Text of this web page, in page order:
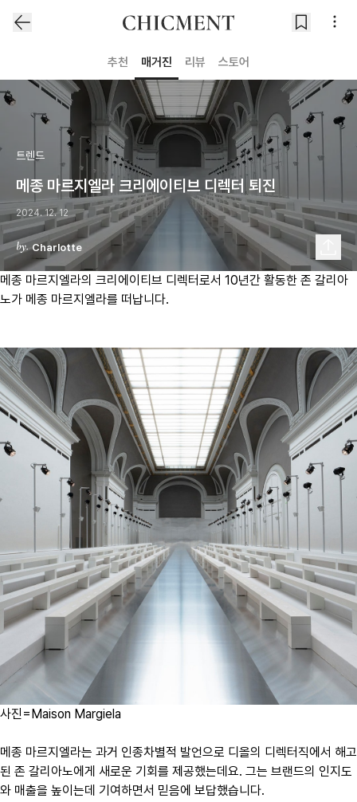
추천 매거진 리뷰 스토어
트렌드
메종 마르지엘라 크리에이티브 디렉터 퇴진
2024. 12. 12
Charlotte
메종 마르지엘라의 크리에이티브 디렉터로서 10년간 활동한 존 갈리아
노가 메종 마르지엘라를 떠납니다.
사진=Maison Margiela
메종 마르지엘라는 과거 인종차별적 발언으로 디올의 디렉터직에서 해고
된 존 갈리아노에게 새로운 기회를 제공했는데요. 그는 브랜드의 인지도
와 매출을 높이는데 기여하면서 믿음에 보답했습니다.